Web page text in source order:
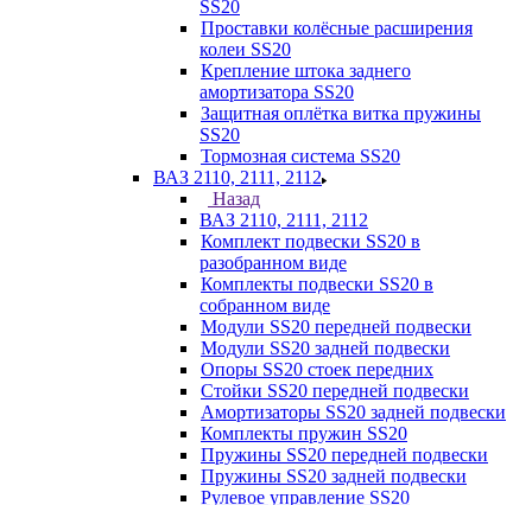
SS20
Проставки колёсные расширения
колеи SS20
Крепление штока заднего
амортизатора SS20
Защитная оплётка витка пружины
SS20
Тормозная система SS20
ВАЗ 2110, 2111, 2112
Назад
ВАЗ 2110, 2111, 2112
Комплект подвески SS20 в
разобранном виде
Комплекты подвески SS20 в
собранном виде
Модули SS20 передней подвески
Модули SS20 задней подвески
Опоры SS20 стоек передних
Стойки SS20 передней подвески
Амортизаторы SS20 задней подвески
Комплекты пружин SS20
Пружины SS20 передней подвески
Пружины SS20 задней подвески
Рулевое управление SS20